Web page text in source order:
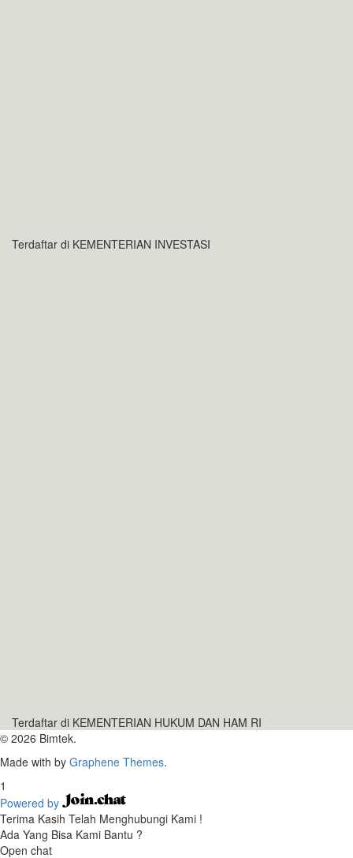
Terdaftar di KEMENTERIAN INVESTASI
Terdaftar di KEMENTERIAN HUKUM DAN HAM RI
© 2026 Bimtek.
Made with by Graphene Themes.
1
Powered by
Terima Kasih Telah Menghubungi Kami !
Ada Yang Bisa Kami Bantu ?
Open chat